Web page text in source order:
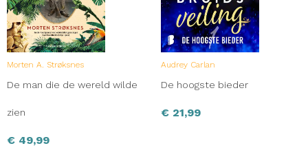
Morten A. Strøksnes
De man die de wereld wilde
zien
€ 49,99
Audrey Carlan
De hoogste bieder
€ 21,99